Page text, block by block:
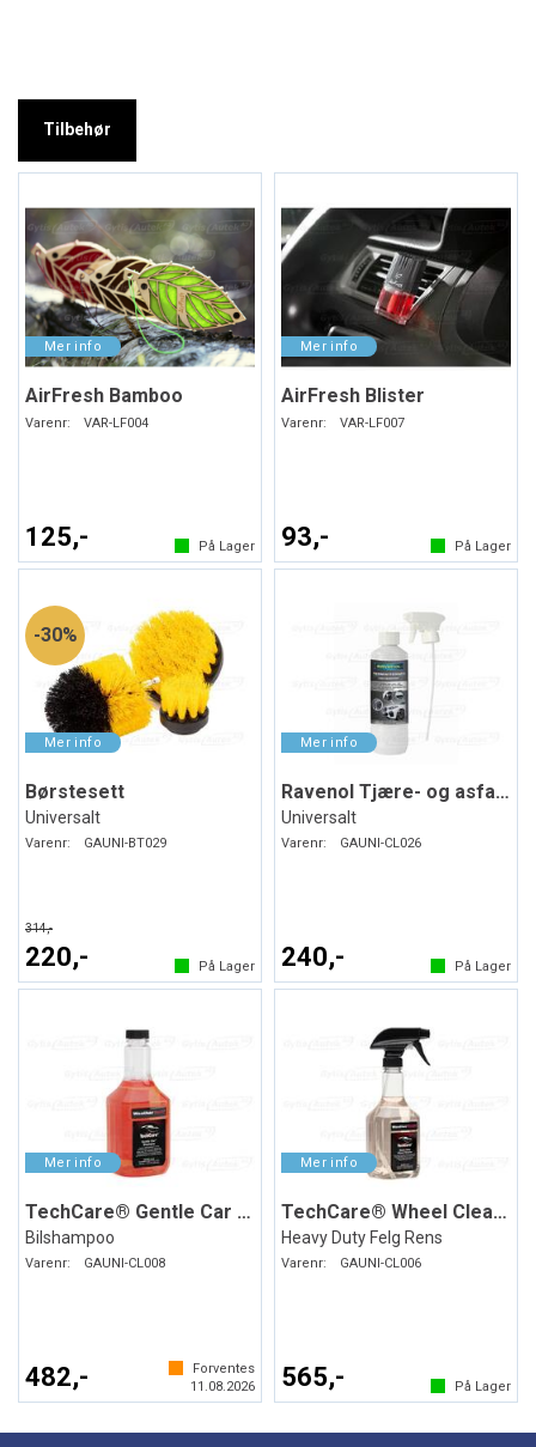
Tilbehør
AirFresh Bamboo
Varenr: VAR-LF004
125,- På Lager
AirFresh Blister
Varenr: VAR-LF007
93,- På Lager
30%
Børstesett
Universalt
Varenr: GAUNI-BT029
314,-
220,- På Lager
Ravenol Tjære- og asfaltfjerner
Universalt
Varenr: GAUNI-CL026
240,- På Lager
TechCare® Gentle Car Shampoo
Bilshampoo
Varenr: GAUNI-CL008
482,-
Forventes
11.08.2026
TechCare® Wheel Cleaner
Heavy Duty Felg Rens
Varenr: GAUNI-CL006
565,- På Lager